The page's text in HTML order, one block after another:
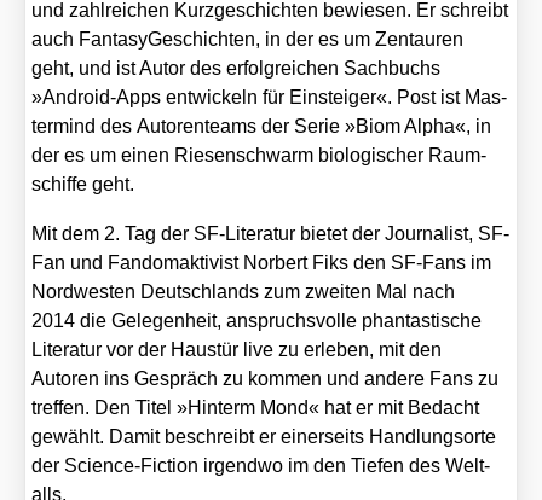
und zahl­rei­chen Kurz­ge­schich­ten bewie­sen. Er schreibt
auch Fan­ta­sy­Ge­schich­ten, in der es um Zen­tau­ren
geht, und ist Autor des erfolg­rei­chen Sach­buchs
»Android-Apps ent­wi­ckeln für Ein­stei­ger«. Post ist Mas­
ter­mind des Autoren­teams der Serie »Biom Alpha«, in
der es um einen Rie­sen­schwarm bio­lo­gi­scher Raum­
schif­fe geht.
Mit dem 2. Tag der SF-Lite­ra­tur bie­tet der Jour­na­list, SF-
Fan und Fan­dom­ak­ti­vist Nor­bert Fiks den SF-Fans im
Nord­wes­ten Deutsch­lands zum zwei­ten Mal nach
2014die Gele­gen­heit, anspruchs­vol­le phan­tas­ti­sche
Lite­ra­tur vor der Haus­tür live zu erle­ben, mit den
Autoren ins Gespräch zu kom­men und ande­re Fans zu
tref­fen. Den Titel »Hin­term Mond« hat er mit Bedacht
gewählt. Damit beschreibt er einer­seits Hand­lungs­or­te
der Sci­ence-Fic­tion irgend­wo im den Tie­fen des Welt­
alls.